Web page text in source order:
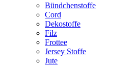
Bündchenstoffe
Cord
Dekostoffe
Filz
Frottee
Jersey Stoffe
Jute